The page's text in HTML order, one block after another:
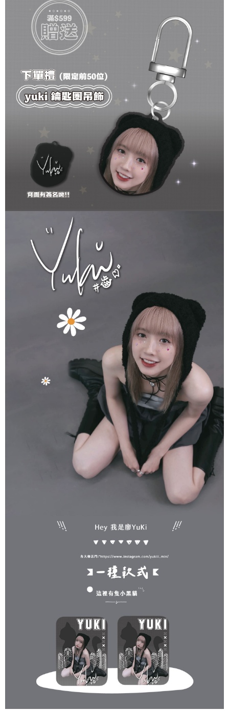
3. 实际核准额度、可分期数及费用金额请依后续交易确认页面所载为准。
4. 订单成立30分钟内，如未前往确认交易或遇审核未通过，订单将自动取
消。如遇 “转专审核”未通过状况，表示未达系统评分，恕无法说明评估内
【缴款方式说明】
1. 分期款项不并入电信账单，“大哥付你分期”于每月结算日后寄送缴费提醒
短信。
2. 通过短信链接打开账单后，可选择 “超商条码／台湾大直营门市／银行转
账／街口支付／iPASS MONEY”等通路缴费。
【注意事项】
1. 本服务系由 “台湾大哥大股份有限公司”所提供，让用户于交易时，得通过
本服务购买商品或服务，并由商店将买卖／分期付款买卖价金债权让与本公
司后，依约使用本公司账单缴交账款。
2. 基于同意付款使用 “大哥付你分期”之契约关系目的，商店将以您的个人资
料（包含姓名、电话或地址）提供予台湾大哥大进项收集、处理及利用，由
台湾大哥大与本人进行分期账单所需资料之确认、核对及更正。
3. 完整用户服务条款，请详阅以下链接：https://oppay.tw/userRule
1. 於付款方式選擇AFTEE先享後付，將跳出AFTEE先享後付手機驗證視
2. 進行簡訊驗證之後，即可完成結帳手續。
3. 訂單確認後不需事先繳費，商品會配送至您的指定地址。
4. 下訂完成後，您的手機會收到一封繳費通知簡訊，APP會員則會收到
AFTEE APP推播通知。
5. 收到商品當下無需繳費，確認無誤後，請再利用繳費通知簡訊或AFTEE
APP於四大便利商店‧ATM/網銀等方式進行付款。
請留意繳費期限為 14 天。唯有下載 AFTEE App 成為 AFTEE 會員者方能享
有最長 45 天內付款之服務。
繳費期限，為商家向您請款的時間，再加上使用AFTEE可延長的天數所計算
出。使用AFTEE下訂可以延長您收到商品前的繳費天數，但無法保證一定能
夠在期限內收到商品(例如:預購商品或預計到貨時間較長者)。因此無論收到
商品與否，仍需要請您在AFTEE規定的時間內完成繳費。
二、付款限制
1. 初次使用 AFTEE 時，將依認證結果及本公司審查結果，核予每個人不同
之上限額度
2. 結帳金額須大於NT$30
3. 目前僅支援台灣會員
「AFTEE先享後付」(下稱本服務)乃由恩沛科技股份有限公司(下稱 AFTEE )
所提供，並由 AFTEE 向您收取款項。因使用本服務所須提供之個人資料(包
含但不限於訂購人姓名、電話，收件人姓名、電話、收件地址)，將交付予
AFTEE 於本服務必要服務範圍內運用。關於 AFTEE 對於個人資料之蒐集、
處理、利用，詳參 AFTEE 官網之『個人資料蒐集、處理及利用告知聲明』
https://aftee.tw/privacypolicy/ ）。
若款項超過繳費期限，將根據當次的金額加收年利率 16% 的逾期滯納金。
未成年的使用者，請事先徵得法定代理人或監護人之同意方可使用
若您對於個人資料之處理、利用有任何疑問，或欲行使相關法律權利，請聯
繫恩沛科技股份有限公司。若您不同意我們將上開所示之個人資料，連同必
要之購買訂單資訊提供予 AFTEE ，或讓 AFTEE 蒐集處理利用您的個人資
全家取貨付款
每笔NT$70，满NT$1,000(含以上)免运费
付款後全家取貨
每笔NT$70，满NT$899(含以上)免运费
7-11取貨（物流比較快）
每笔NT$70，满NT$1,000(含以上)免运费
付款後7-11取貨(出貨較快)
每笔NT$70，满NT$899(含以上)免运费
為了避免耽誤您寶貴的收件時間，建議採用宅配方式配送商品。
每笔NT$80，满NT$1,500(含以上)免运费